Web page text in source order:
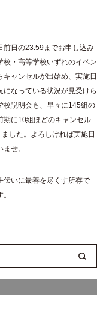
前日の23:59までお申し込み
校・高等学校いずれのイベン
キャンセルが出始め、実施日
なっている状況が見受けら
校説明会も、早々に145組の
期に10組ほどのキャンセル
した。よろしければ実施日
せ。
伝いに最善を尽くす所存で